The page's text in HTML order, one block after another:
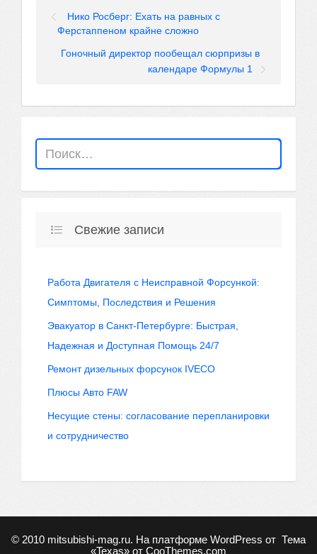
Нико Росберг: Ехать на равных с
Ферстаппеном крайне сложно
Гоночный директор пообещал сюрпризы в
календаре Формулы 1
Свежие записи
Работа Двигателя с Неисправной Форсункой:
Симптомы, Последствия и Решения
Эвакуатор в Санкт-Петербурге: Быстрая,
Надежная и Доступная Помощь 24/7
Ремонт дизельных форсунок IVECO
Плюсы Авто FAW
Несущие стены: согласование перепланировки
и сотрудничество
© 2010 mitsubishi-mag.ru. На платформе WordPress от Тема
«Texas» от CooThemes.com